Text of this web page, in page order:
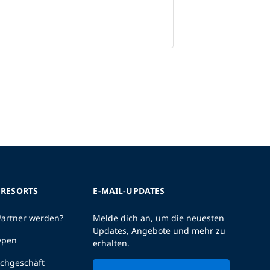
werden?
E-MAIL-UPDATES
Melde dich an, um die neuesten
Updates, Angebote und mehr zu
erhalten.